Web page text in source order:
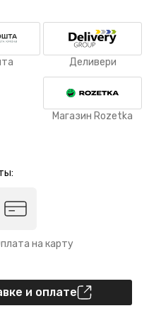
Деливери
Магазин Rozetka
на карту
и оплате